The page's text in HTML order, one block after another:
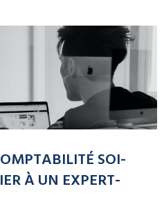
SOI-
À UN EXPERT-